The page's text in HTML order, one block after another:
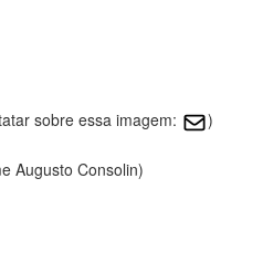
sobre essa imagem:
)
Augusto Consolin)